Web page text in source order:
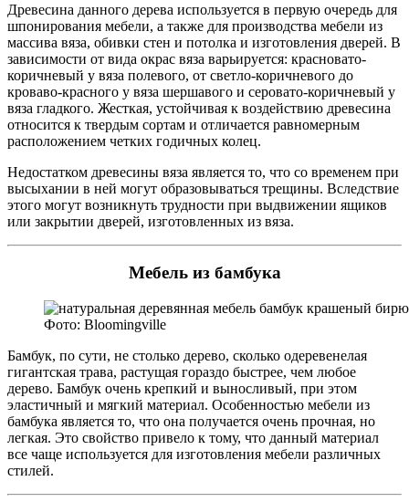
Древесина данного дерева используется в первую очередь для
шпонирования мебели, а также для производства мебели из
массива вяза, обивки стен и потолка и изготовления дверей. В
зависимости от вида окрас вяза варьируется: красновато-
коричневый у вяза полевого, от светло-коричневого до
кроваво-красного у вяза шершавого и серовато-коричневый у
вяза гладкого. Жесткая, устойчивая к воздействию древесина
относится к твердым сортам и отличается равномерным
расположением четких годичных колец.
Недостатком древесины вяза является то, что со временем при
высыхании в ней могут образовываться трещины. Вследствие
этого могут возникнуть трудности при выдвижении ящиков
или закрытии дверей, изготовленных из вяза.
Мебель из бамбука
Фото: Bloomingville
Бамбук, по сути, не столько дерево, сколько одеревенелая
гигантская трава, растущая гораздо быстрее, чем любое
дерево. Бамбук очень крепкий и выносливый, при этом
эластичный и мягкий материал. Особенностью мебели из
бамбука является то, что она получается очень прочная, но
легкая. Это свойство привело к тому, что данный материал
все чаще используется для изготовления мебели различных
стилей.